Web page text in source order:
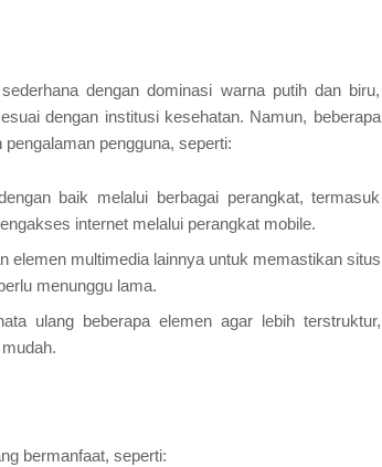
dengan dominasi warna putih dan biru,
dengan institusi kesehatan. Namun, beberapa
pengguna, seperti:
baik melalui berbagai perangkat, termasuk
internet melalui perangkat mobile.
elemen multimedia lainnya untuk memastikan situs
menunggu lama.
ulang beberapa elemen agar lebih terstruktur,
bermanfaat, seperti: